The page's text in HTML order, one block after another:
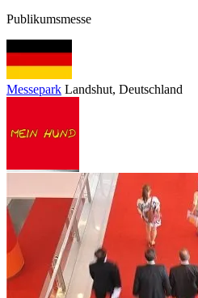
Publikumsmesse
Messepark Landshut, Deutschland